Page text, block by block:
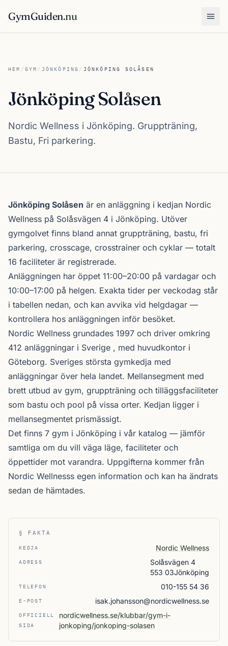
GymGuiden.nu
HEM / GYM / JÖNKÖPING / JÖNKÖPING SOLÅSEN
Jönköping Solåsen
Nordic Wellness i Jönköping. Gruppträning,
Bastu, Fri parkering.
Om Jönköping Solåsen
Jönköping Solåsen är en anläggning i kedjan Nordic
Wellness på Solåsvägen 4 i Jönköping. Utöver
gymgolvet finns bland annat gruppträning, bastu, fri
parkering, crosscage, crosstrainer och cyklar — totalt
16 faciliteter är registrerade.
Anläggningen har öppet 11:00–20:00 på vardagar och
10:00–17:00 på helgen. Exakta tider per veckodag står
i tabellen nedan, och kan avvika vid helgdagar —
kontrollera hos anläggningen inför besöket.
Nordic Wellness grundades 1997 och driver omkring
412 anläggningar i Sverige , med huvudkontor i
Göteborg. Sveriges största gymkedja med
anläggningar över hela landet. Mellansegment med
brett utbud av gym, gruppträning och tilläggsfaciliteter
som bastu och pool på vissa orter. Kedjan ligger i
mellansegmentet prismässigt.
Det finns 7 gym i Jönköping i vår katalog — jämför
samtliga om du vill väga läge, faciliteter och
öppettider mot varandra. Uppgifterna kommer från
Nordic Wellnesss egen information och kan ha ändrats
sedan de hämtades.
§ FAKTA
KEDJA Nordic Wellness
ADRESS
Solåsvägen 4
553 03Jönköping
TELEFON 010-155 54 36
E-POST isak.johansson@nordicwellness.se
OFFICIELL
SIDA
nordicwellness.se/klubbar/gym-i-
jonkoping/jonkoping-solasen